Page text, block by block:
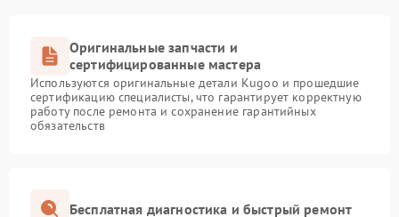
Оригинальные запчасти и
сертифицированные мастера
Используются оригинальные детали Kugoo и прошедшие
сертификацию специалисты, что гарантирует корректную
работу после ремонта и сохранение гарантийных
обязательств
Бесплатная диагностика и быстрый ремонт